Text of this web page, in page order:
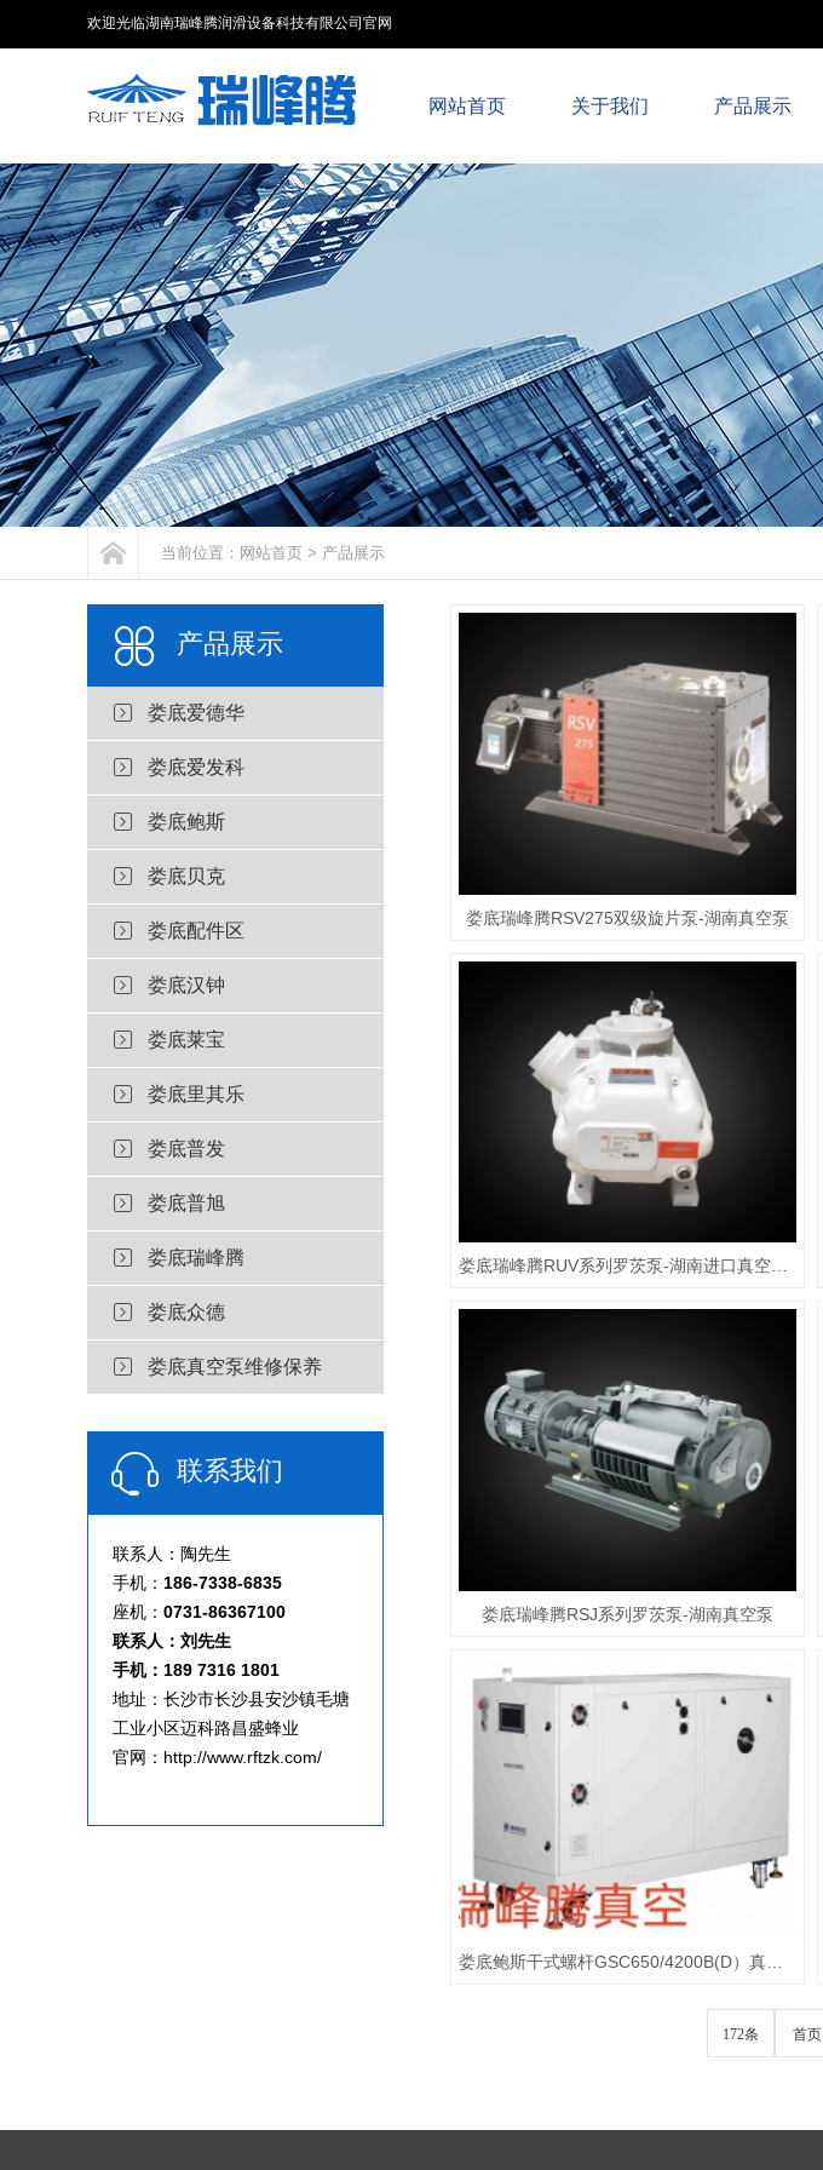
欢迎光临湖南瑞峰腾润滑设备科技有限公司官网
网站首页 关于我们 产品展示
当前位置： 网站首页 > 产品展示
娄底瑞峰腾RSV275双级旋片泵-湖南真空泵
娄底瑞峰腾RSJ系列罗茨泵-湖南真空泵
172条 首页
产品展示
娄底爱德华
娄底爱发科
娄底鲍斯
娄底贝克
娄底配件区
娄底汉钟
娄底莱宝
娄底里其乐
娄底普发
娄底普旭
娄底瑞峰腾
娄底众德
娄底真空泵维修保养
联系我们
联系人：陶先生
手机： 186-7338-6835
座机： 0731-86367100
联系人：刘先生
手机：189 7316 1801
地址：长沙市长沙县安沙镇毛塘
工业小区迈科路昌盛蜂业
官网：http://www.rftzk.com/